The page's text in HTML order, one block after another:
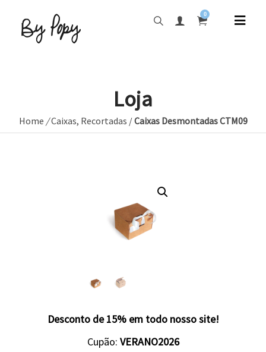
0
Loja
Home /Caixas, Recortadas /Caixas Desmontadas CTM09
Desconto de 15% em todo nosso site!
Cupão: VERANO2026